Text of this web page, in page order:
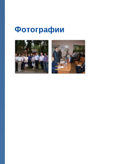
Фотографии